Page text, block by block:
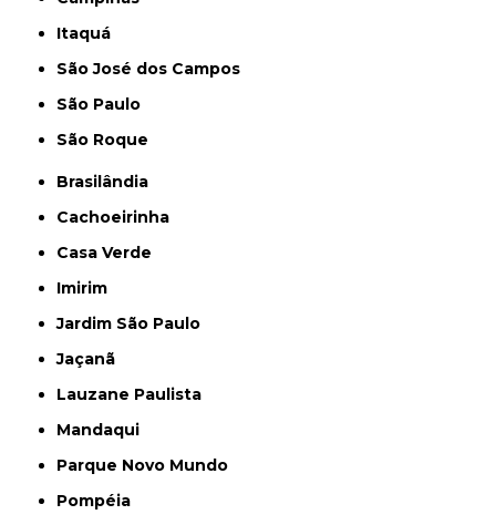
Itaquá
São José dos Campos
São Paulo
São Roque
Brasilândia
Cachoeirinha
Casa Verde
Imirim
Jardim São Paulo
Jaçanã
Lauzane Paulista
Mandaqui
Parque Novo Mundo
Pompéia